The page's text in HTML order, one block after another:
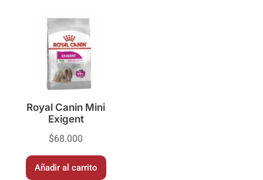
Royal Canin Mini
Exigent
$68.000
Añadir al carrito